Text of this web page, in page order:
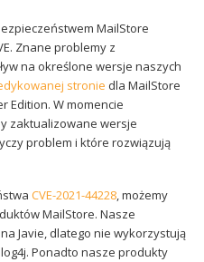
MailStore
Znane problemy z
na określone wersje naszych
stronie dla MailStore
Edition. W momencie
zaktualizowane wersje
problem i które rozwiązują
CVE-2021-44228, możemy
MailStore. Nasze
Javie, dlatego nie wykorzystują
Ponadto nasze produkty